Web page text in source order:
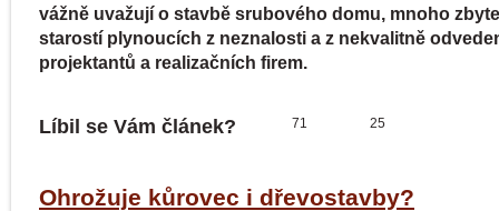
vážně uvažují o stavbě srubového domu, mnoho
starostí plynoucích z neznalosti a z nekvalitně
projektantů a realizačních firem.
Líbil se Vám článek? 25
71
Ohrožuje kůrovec i dřevostavby?